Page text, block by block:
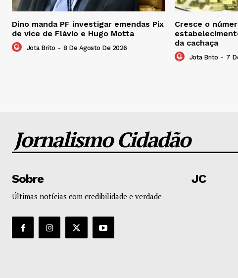
Dino manda PF investigar emendas Pix
de vice de Flávio e Hugo Motta
Jota Brito - 8 De Agosto De 2026
Cresce o
da cachaça
Jota Brito - 7
Jornalismo Cidadão
Sobre
Últimas notícias com credibilidade e verdade
JC